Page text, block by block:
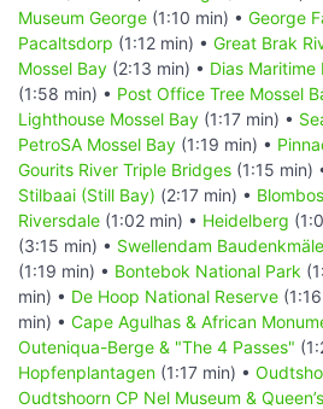
Museum George (1:10 min) • George
Pacaltsdorp (1:12 min) • Great Brak
Mossel Bay (2:13 min) • Dias Maritime
(1:58 min) • Post Office Tree Mossel
Lighthouse Mossel Bay (1:17 min) •
PetroSA Mossel Bay (1:19 min) •
Gourits River Triple Bridges (1:15 min)
Stilbaai (Still Bay) (2:17 min) •
Riversdale (1:02 min) • Heidelberg
(3:15 min) • Swellendam
(1:19 min) • Bontebok National Park
min) • De Hoop National Reserve
min) • Cape Agulhas & African
Outeniqua-Berge & "The 4 Passes"
Hopfenplantagen (1:17 min) •
Oudtshoorn CP Nel Museum &